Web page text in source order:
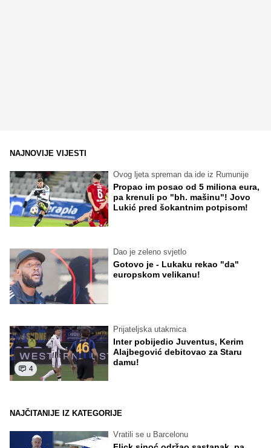
NAJNOVIJE VIJESTI
Ovog ljeta spreman da ide iz Rumunije
Propao im posao od 5 miliona eura,
pa krenuli po "bh. mašinu"! Jovo
Lukić pred šokantnim potpisom!
Dao je zeleno svjetlo
Gotovo je - Lukaku rekao "da"
europskom velikanu!
4
Prijateljska utakmica
Inter pobijedio Juventus, Kerim
Alajbegović debitovao za Staru
damu!
NAJČITANIJE IZ KATEGORIJE
Vratili se u Barcelonu